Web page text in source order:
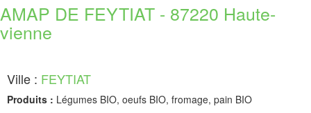
AMAP DE FEYTIAT - 87220 Haute-
vienne
Ville : FEYTIAT
Produits : Légumes BIO, oeufs BIO, fromage, pain BIO